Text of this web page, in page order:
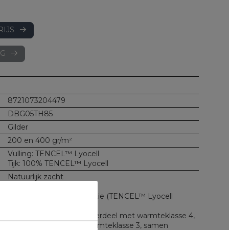
8721073204479
DBG05TH85
Gilder
200 en 400 gr/m²
Vulling: TENCEL™ Lyocell
Tijk: 100% TENCEL™ Lyocell
Natuurlijk zacht
Zeer goede vochtregulatie (TENCEL™ Lyocell
Bestaat uit 2 delen: zomerdeel met warmteklasse 4,
herfst/lentedeel met warmteklasse 3, samen